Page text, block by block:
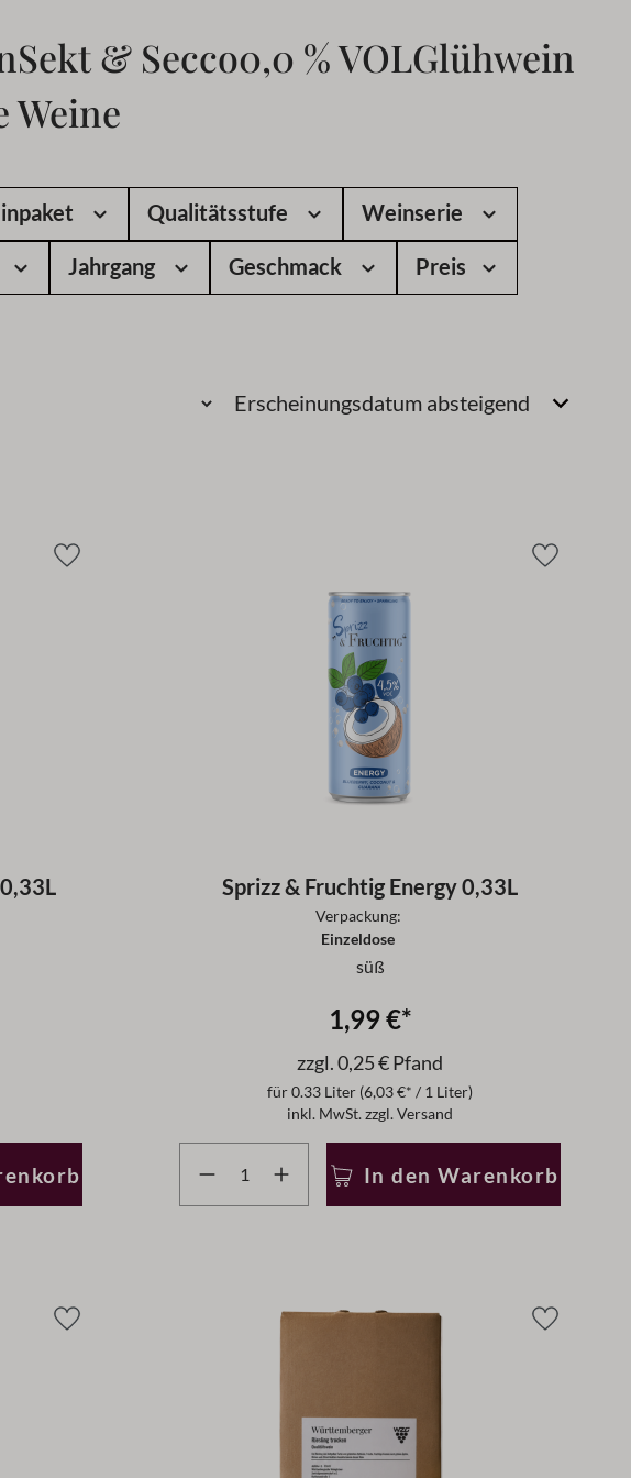
Sekt & Secco0,0 % VOLGlühwein
Weine
Qualitätsstufe Weinserie
Jahrgang Geschmack Preis
Sprizz & Fruchtig Energy 0,33L
Verpackung:
Einzeldose
süß
1,99 €*
zzgl. 0,25 € Pfand
für0.33 Liter (6,03 €* / 1 Liter)
inkl. MwSt. zzgl. Versand
In den Warenkorb